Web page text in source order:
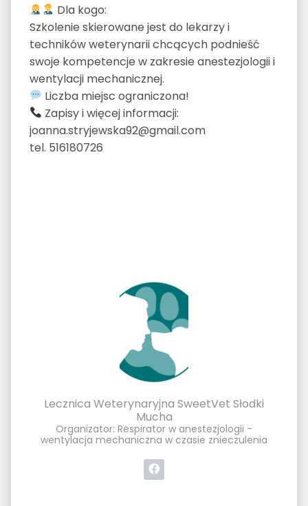
Dla kogo:
Szkolenie skierowane jest do lekarzy i
techników weterynarii chcących podnieść
swoje kompetencje w zakresie anestezjologii i
wentylacji mechanicznej.
Liczba miejsc ograniczona!
Zapisy i więcej informacji:
joanna.stryjewska92@gmail.com
tel. 516180726
Lecznica Weterynaryjna SweetVet Słodki
Mucha
Organizator: Respirator w anestezjologii -
wentylacja mechaniczna w czasie znieczulenia